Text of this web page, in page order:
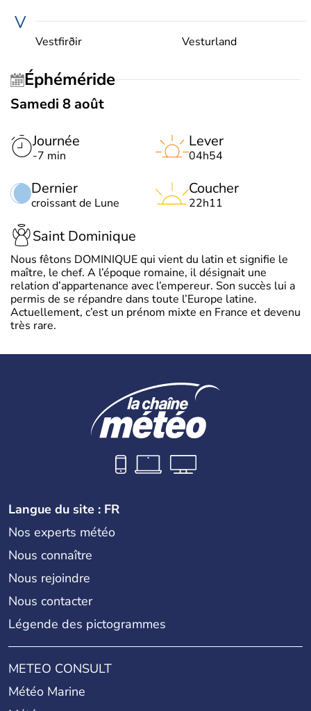
V
Vestfirðir Vesturland
Éphéméride
Samedi 8 août
Journée
-7 min
Dernier
croissant de Lune
Lever
04h54
Coucher
22h11
Saint Dominique
Nous fêtons DOMINIQUE qui vient du latin et signifie le
maître, le chef. A l’époque romaine, il désignait une
relation d’appartenance avec l’empereur. Son succès lui a
permis de se répandre dans toute l’Europe latine.
Actuellement, c’est un prénom mixte en France et devenu
très rare.
Langue du site : FR
Nos experts météo
Nous connaître
Nous rejoindre
Nous contacter
Légende des pictogrammes
METEO CONSULT
Météo Marine